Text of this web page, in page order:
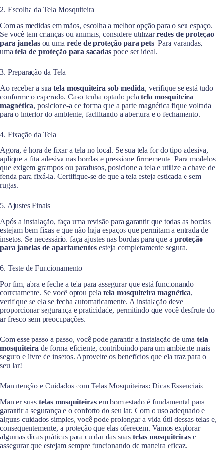
2. Escolha da Tela Mosquiteira
Com as medidas em mãos, escolha a melhor opção para o seu espaço.
Se você tem crianças ou animais, considere utilizarredes de proteção
para janelas ou uma rede de proteção para pets. Para varandas,
uma tela de proteção para sacadas pode ser ideal.
3. Preparação da Tela
Ao receber a sua tela mosquiteira sob medida, verifique se está tudo
conforme o esperado. Caso tenha optado pela tela mosquiteira
magnética, posicione-a de forma que a parte magnética fique voltada
para o interior do ambiente, facilitando a abertura e o fechamento.
4. Fixação da Tela
Agora, é hora de fixar a tela no local. Se sua tela for do tipo adesiva,
aplique a fita adesiva nas bordas e pressione firmemente. Para modelos
que exigem grampos ou parafusos, posicione a tela e utilize a chave de
fenda para fixá-la. Certifique-se de que a tela esteja esticada e sem
rugas.
5. Ajustes Finais
Após a instalação, faça uma revisão para garantir que todas as bordas
estejam bem fixas e que não haja espaços que permitam a entrada de
insetos. Se necessário, faça ajustes nas bordas para que a proteção
para janelas de apartamentos esteja completamente segura.
6. Teste de Funcionamento
Por fim, abra e feche a tela para assegurar que está funcionando
corretamente. Se você optou pela tela mosquiteira magnética,
verifique se ela se fecha automaticamente. A instalação deve
proporcionar segurança e praticidade, permitindo que você desfrute do
ar fresco sem preocupações.
Com esse passo a passo, você pode garantir a instalação de uma tela
mosquiteira de forma eficiente, contribuindo para um ambiente mais
seguro e livre de insetos. Aproveite os benefícios que ela traz para o
seu lar!
Manutenção e Cuidados com Telas Mosquiteiras: Dicas Essenciais
Manter suas telas mosquiteiras em bom estado é fundamental para
garantir a segurança e o conforto do seu lar. Com o uso adequado e
alguns cuidados simples, você pode prolongar a vida útil dessas telas e,
consequentemente, a proteção que elas oferecem. Vamos explorar
algumas dicas práticas para cuidar das suas telas mosquiteiras e
assegurar que estejam sempre funcionando de maneira eficaz.